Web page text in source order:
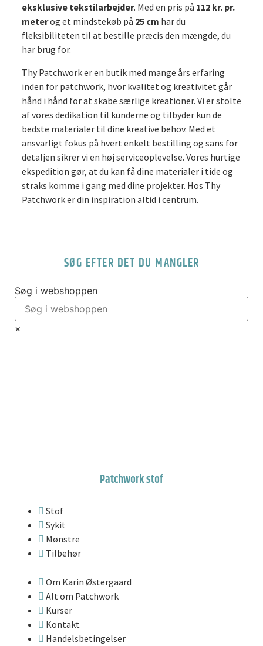
eksklusive tekstilarbejder. Med en pris på 112 kr. pr.
meterog et mindstekøb på 25 cm har du
fleksibiliteten til at bestille præcis den mængde, du
har brug for.
Thy Patchwork er en butik med mange års erfaring
inden for patchwork, hvor kvalitet og kreativitet går
hånd i hånd for at skabe særlige kreationer. Vi er stolte
af vores dedikation til kunderne og tilbyder kun de
bedste materialer til dine kreative behov. Med et
ansvarligt fokus på hvert enkelt bestilling og sans for
detaljen sikrer vi en høj serviceoplevelse. Vores hurtige
ekspedition gør, at du kan få dine materialer i tide og
straks komme i gang med dine projekter. Hos Thy
Patchwork er din inspiration altid i centrum.
SØG EFTER DET DU MANGLER
Søg i webshoppen
×
Patchwork stof
Stof
Sykit
Mønstre
Tilbehør
Om Karin Østergaard
Alt om Patchwork
Kurser
Kontakt
Handelsbetingelser